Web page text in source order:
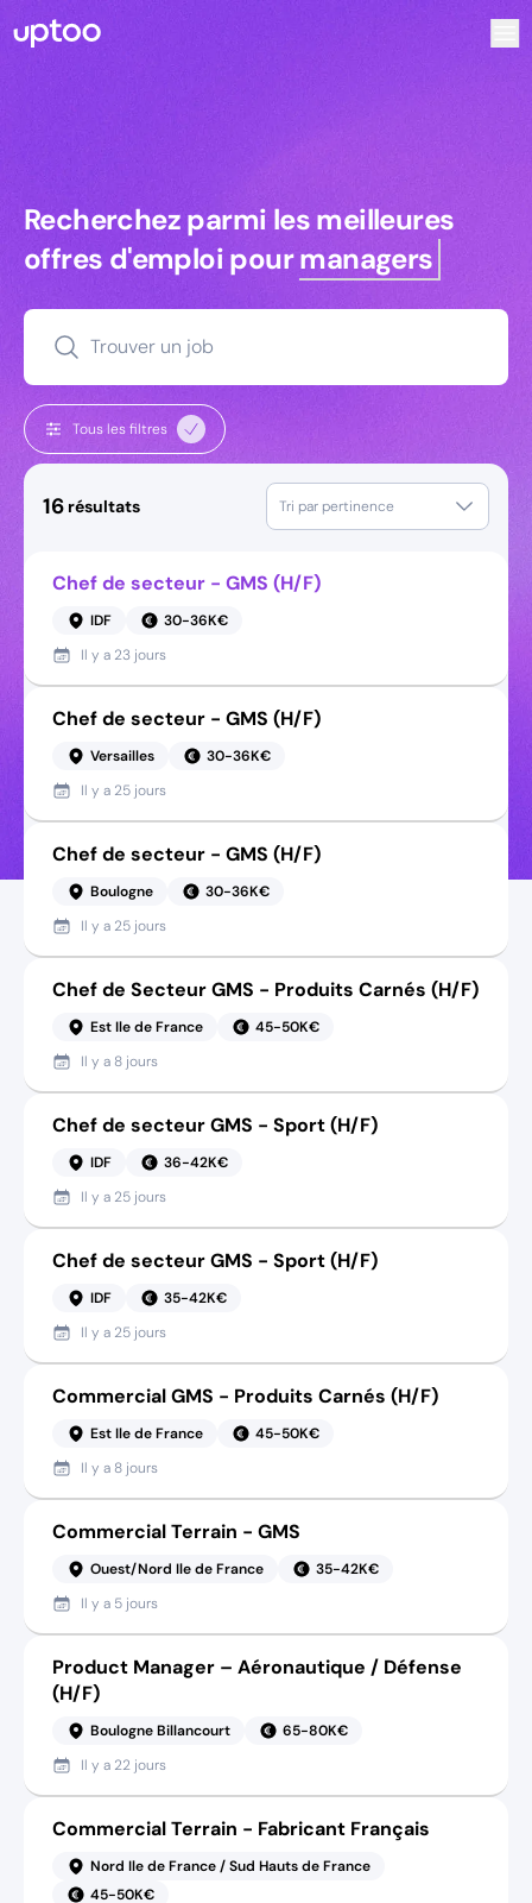
Recherchez parmi les meilleures
Recherchez parmi les meilleures
offres d'emploi pourmanagers
Trouver un job
Tous les filtres
16 résultats Tri par pertinence
Chef de secteur - GMS (H/F)
IDF
30-36K€
Il y a 23 jours
Chef de secteur - GMS (H/F)
Versailles
30-36K€
Il y a 25 jours
Chef de secteur - GMS (H/F)
Boulogne
30-36K€
Il y a 25 jours
Chef de Secteur GMS - Produits Carnés (H/F)
Est Ile de France
45-50K€
Il y a 8 jours
Chef de secteur GMS - Sport (H/F)
IDF
36-42K€
Il y a 25 jours
Chef de secteur GMS - Sport (H/F)
IDF
35-42K€
Il y a 25 jours
Commercial GMS - Produits Carnés (H/F)
Est Ile de France
45-50K€
Il y a 8 jours
Commercial Terrain - GMS
Ouest/Nord Ile de France
35-42K€
Il y a 5 jours
Product Manager – Aéronautique / Défense
(H/F)
Boulogne Billancourt
65-80K€
Il y a 22 jours
Commercial Terrain - Fabricant Français
Nord Ile de France / Sud Hauts de France
45-50K€